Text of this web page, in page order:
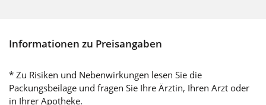
Informationen zu Preisangaben
* Zu Risiken und Nebenwirkungen lesen Sie die
Packungsbeilage und fragen Sie Ihre Ärztin, Ihren Arzt oder
in Ihrer Apotheke.